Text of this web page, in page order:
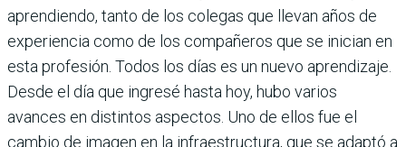
aprendiendo, tanto de los colegas que llevan años de
experiencia como de los compañeros que se inician en
esta profesión. Todos los días es un nuevo aprendizaje.
Desde el día que ingresé hasta hoy, hubo varios
avances en distintos aspectos. Uno de ellos fue el
cambio de imagen en la infraestructura, que se adaptó a